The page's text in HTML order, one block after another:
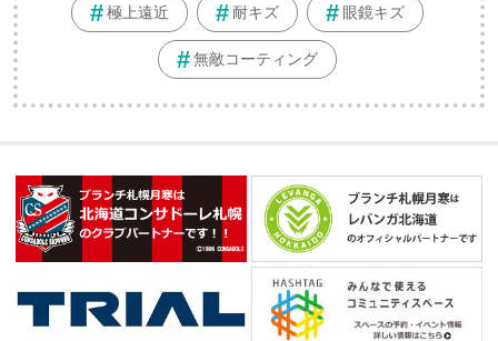
極上遠近 耐キズ 眼鏡キズ
無敵コーティング